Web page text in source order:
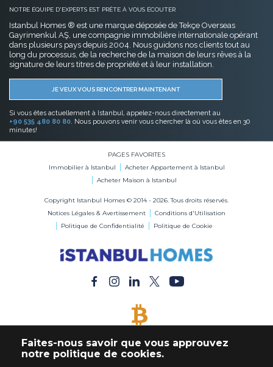
NOTRE ÉQUIPE D'EXPERTS EST PRÊTE À VOUS ÉCOUTER
Istanbul Homes ® est une marque déposée de Tekçe Overseas
Gayrimenkul AŞ, une compagnie immobilière internationale opérant
dans plusieurs pays depuis 2004. Nous guidons nos clients tout au
long du processus, de la recherche de la maison de leurs rêves à la
signature de leurs titres de propriété et à leur installation.
JE VEUX VOUS RENCONTRER MAINTENANT
Si vous êtes actuellement à Istanbul, appelez-nous directement au
+90 535 480 80 80. Nous pouvons venir vous chercher là où vous êtes en 30
minutes!
PAGES FAVORITES
Immobilier à Istanbul
Acheter Appartement à Istanbul
Acheter Maison à Istanbul
Copyright Istanbul Homes © 2014 - 2026. Tous droits réservés.
Notices Légales & Avertissement
Conditions d'Utilisation
Politique de Confidentialité
Politique de Cookie
Acheter Immobilier en Bitcoin
Faites-nous savoir que vous approuvez
notre politique de cookies.